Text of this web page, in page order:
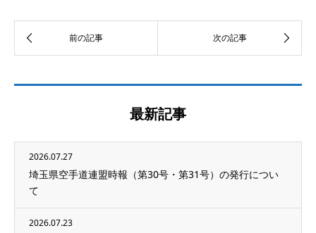
最新記事
2026.07.27
埼玉県空手道連盟時報（第30号・第31号）の発行につい
て
2026.07.23